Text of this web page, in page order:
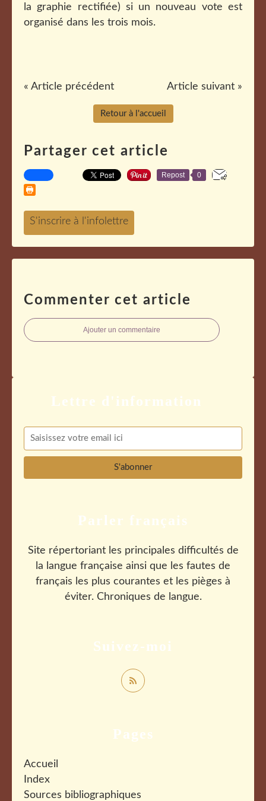
la graphie rectifiée) si un nouveau vote est
organisé dans les trois mois.
« Article précédent Article suivant »
Retour à l'accueil
Partager cet article
Repost 0
Commenter cet article
Ajouter un commentaire
Pages
Accueil
Index
Sources bibliographiques
Suivez-moi
Parler français
Site répertoriant les principales difficultés de
la langue française ainsi que les fautes de
français les plus courantes et les pièges à
éviter. Chroniques de langue.